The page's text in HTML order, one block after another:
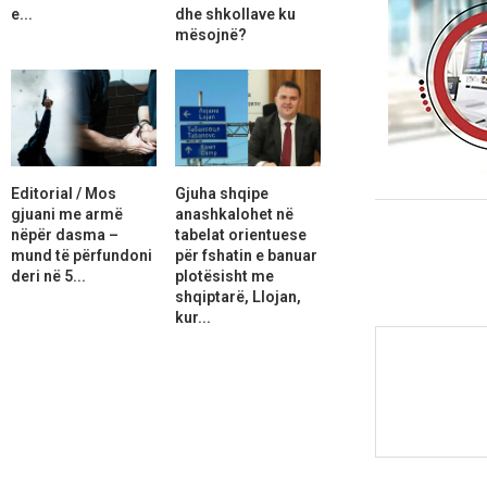
e...
dhe shkollave ku
mësojnë?
Editorial / Mos
gjuani me armë
nëpër dasma –
mund të përfundoni
deri në 5...
Gjuha shqipe
anashkalohet në
tabelat orientuese
për fshatin e banuar
plotësisht me
shqiptarë, Llojan,
kur...